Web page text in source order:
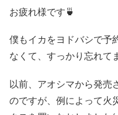
お疲れ様です🍵
僕もイカをヨドバシで予
なくて、すっかり忘れて
以前、アオシマから発売
のですが、例によって